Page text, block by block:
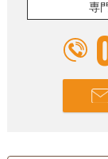
専